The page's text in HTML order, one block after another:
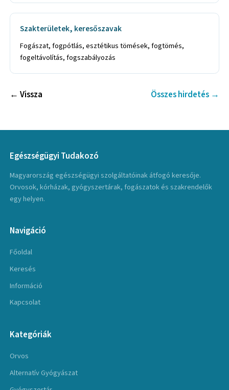
Szakterületek, keresőszavak
Fogászat, fogpótlás, esztétikus tömések, fogtömés,
fogeltávolítás, fogszabályozás
← Vissza Összes hirdetés →
Egészségügyi Tudakozó
Magyarország egészségügyi szolgáltatóinak átfogó keresője.
Orvosok, kórházak, gyógyszertárak, fogászatok és szakrendelők
egy helyen.
Navigáció
Főoldal
Keresés
Információ
Kapcsolat
Kategóriák
Orvos
Alternatív Gyógyászat